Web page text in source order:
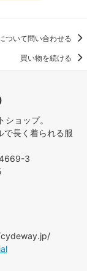
ついて問い合わせる
買い物を続ける
ョップ。
で長く着られる服
3